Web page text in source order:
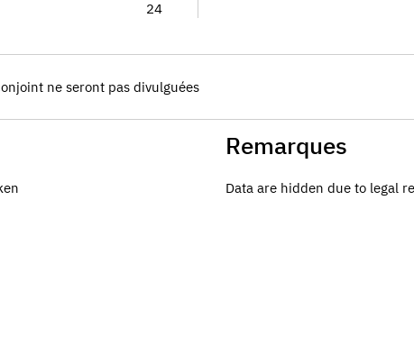
24
ne seront pas divulguées
Remarques
Data are hidden due to legal